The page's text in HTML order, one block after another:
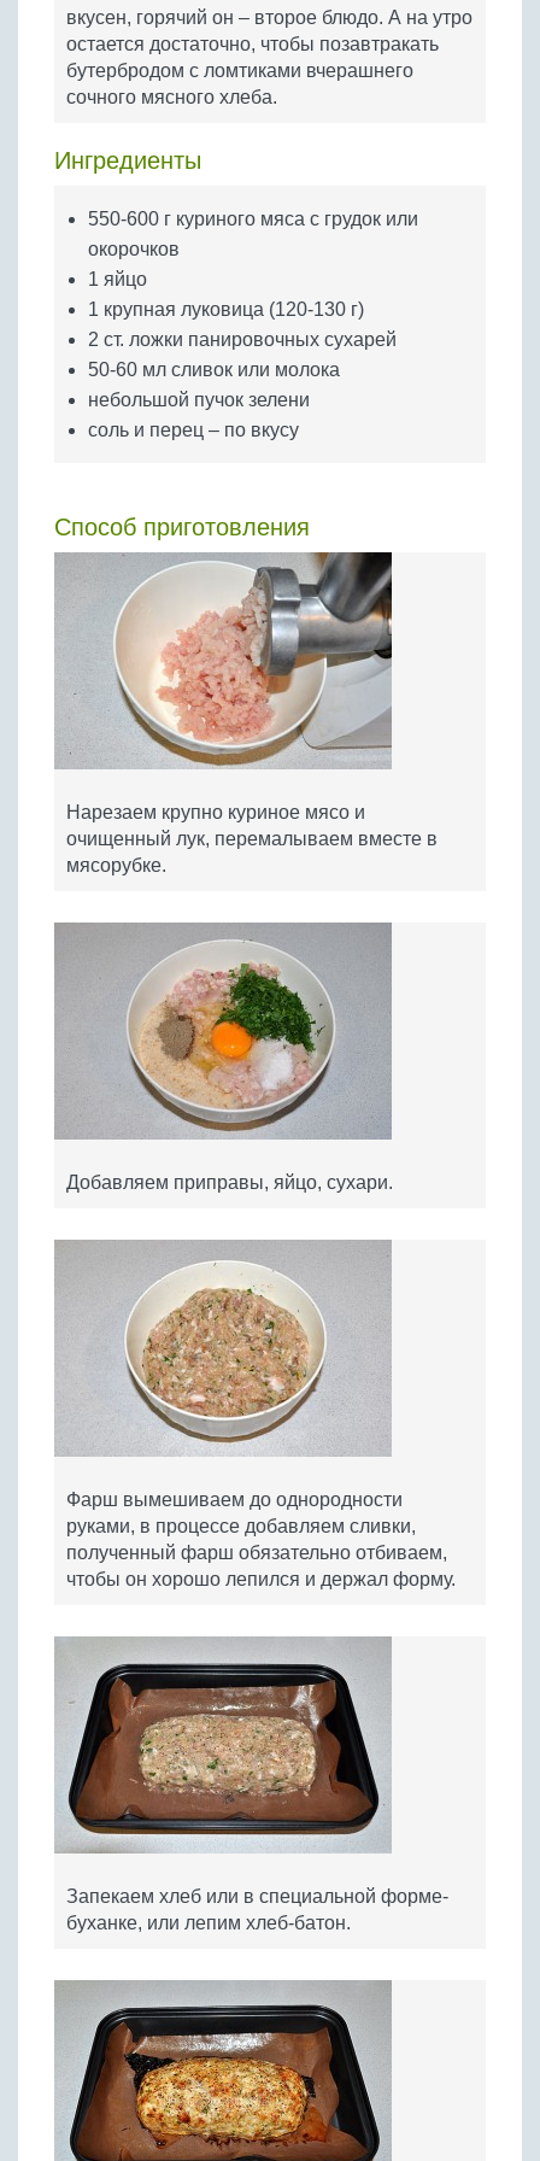
Бобовые
Яйца
Крупы
вкусен, горячий он – второе блюдо. А на утро
остается достаточно, чтобы позавтракать
бутербродом с ломтиками вчерашнего
сочного мясного хлеба.
Ингредиенты
550-600 г куриного мяса с грудок или
окорочков
1 яйцо
1 крупная луковица (120-130 г)
2 ст. ложки панировочных сухарей
50-60 мл сливок или молока
небольшой пучок зелени
соль и перец – по вкусу
Способ приготовления
Нарезаем крупно куриное мясо и
очищенный лук, перемалываем вместе в
мясорубке.
Добавляем приправы, яйцо, сухари.
Фарш вымешиваем до однородности
руками, в процессе добавляем сливки,
полученный фарш обязательно отбиваем,
чтобы он хорошо лепился и держал форму.
Запекаем хлеб или в специальной форме-
буханке, или лепим хлеб-батон.